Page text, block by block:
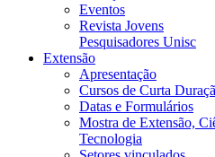
Eventos
Revista Jovens
Pesquisadores Unisc
Extensão
Apresentação
Cursos de Curta
Datas e Formulários
Mostra de Extensão,
Tecnologia